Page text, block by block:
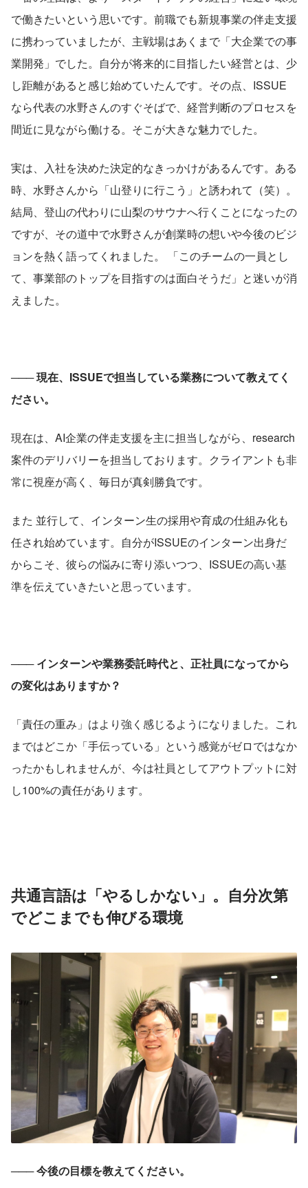
で働きたいという思いです。前職でも新規事業の伴走支援
に携わっていましたが、主戦場はあくまで「大企業での事
業開発」でした。自分が将来的に目指したい経営とは、少
し距離があると感じ始めていたんです。その点、ISSUE
なら代表の水野さんのすぐそばで、経営判断のプロセスを
間近に見ながら働ける。そこが大きな魅力でした。
実は、入社を決めた決定的なきっかけがあるんです。ある
時、水野さんから「山登りに行こう」と誘われて（笑）。
結局、登山の代わりに山梨のサウナへ行くことになったの
ですが、その道中で水野さんが創業時の想いや今後のビジ
ョンを熱く語ってくれました。 「このチームの一員とし
て、事業部のトップを目指すのは面白そうだ」と迷いが消
えました。
─── 現在、ISSUEで担当している業務について教えてく
ださい。
現在は、AI企業の伴走支援を主に担当しながら、research
案件のデリバリーを担当しております。クライアントも非
常に視座が高く、毎日が真剣勝負です。
また 並行して、インターン生の採用や育成の仕組み化も
任され始めています。自分がISSUEのインターン出身だ
からこそ、彼らの悩みに寄り添いつつ、ISSUEの高い基
準を伝えていきたいと思っています。
─── インターンや業務委託時代と、正社員になってから
の変化はありますか？
「責任の重み」はより強く感じるようになりました。これ
まではどこか「手伝っている」という感覚がゼロではなか
ったかもしれませんが、今は社員としてアウトプットに対
し100%の責任があります。
共通言語は「やるしかない」。自分次第
でどこまでも伸びる環境
─── 今後の目標を教えてください。